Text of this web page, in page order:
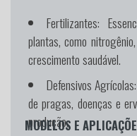
Fertilizantes:
plantas, como
crescimento saudável.
Defensivos Agrícolas:
de pragas, doenças e
produção.
MODELOS E